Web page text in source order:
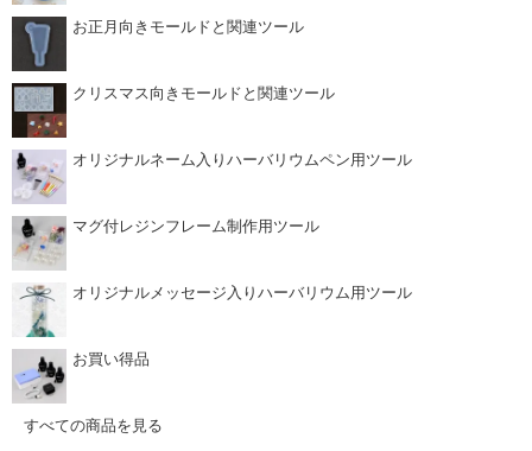
お正月向きモールドと関連ツール
クリスマス向きモールドと関連ツール
オリジナルネーム入りハーバリウムペン用ツール
マグ付レジンフレーム制作用ツール
オリジナルメッセージ入りハーバリウム用ツール
お買い得品
すべての商品を見る